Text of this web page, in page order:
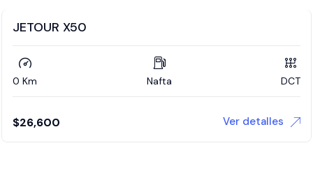
JETOUR X50
0 Km Nafta DCT
$26,600 Ver detalles